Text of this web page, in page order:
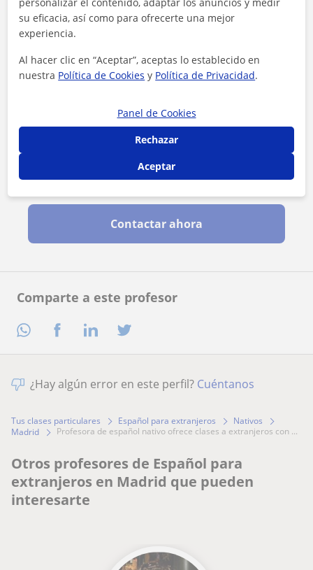
Comparte a este profesor
Al hacer clic, aceptas nuestroaviso legaly deprivacidad
Contactar ahora
¿Hay algún error en este perfil? Cuéntanos
Tus clases particulares Español para extranjeros
Nativos
Madrid
profesora de español nativo ofrece clases a extranjeros con ...
Otros profesores de Español para
extranjeros en Madrid que pueden
interesarte
su eficacia, así como para ofrecerte una mejor
experiencia.
Al hacer clic en “Aceptar”, aceptas lo establecido en
nuestra Política de Cookies y Política de Privacidad.
Panel de Cookies
Rechazar
Aceptar